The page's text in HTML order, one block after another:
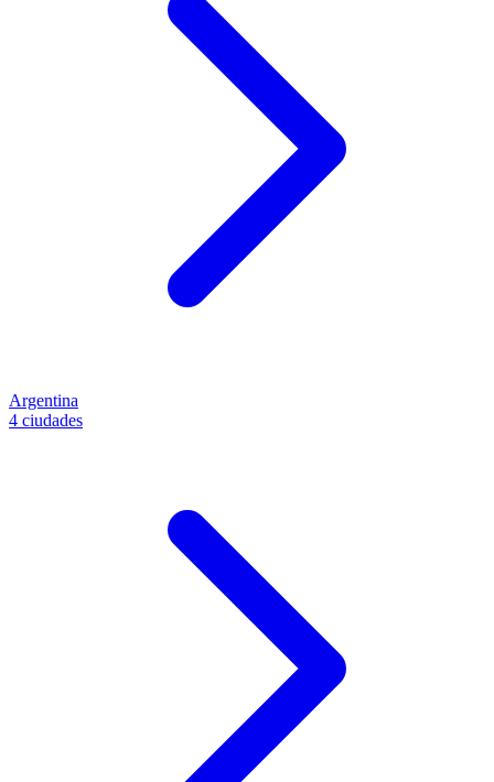
Argentina
4 ciudades